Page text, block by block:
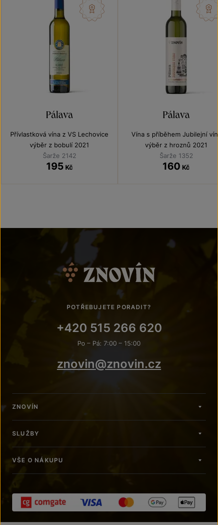
Pálava
Přívlastková vína z VS Lechovice
výběr z bobulí 2021
Šarže 2142
195 Kč
Pálava
Vína s příběhem Jubilejní
výběr z hroznů 2021
Šarže 1352
160 Kč
POTŘEBUJETE PORADIT?
+420 515 266 620
Po – Pá: 7:00 – 15:00
znovin@znovin.cz
ZNOVÍN
SLUŽBY
VŠE O NÁKUPU